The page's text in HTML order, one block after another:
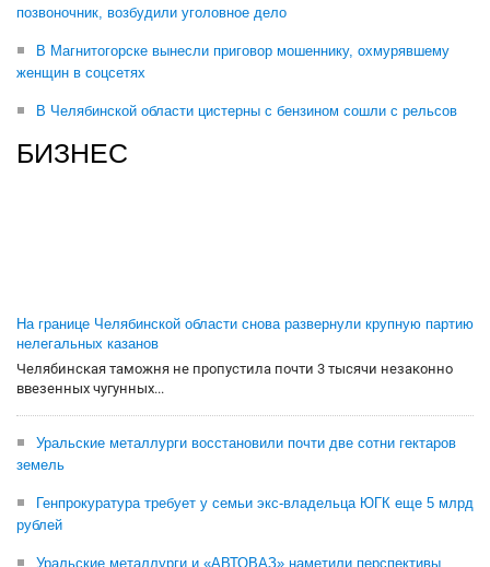
позвоночник, возбудили уголовное дело
В Магнитогорске вынесли приговор мошеннику, охмурявшему
женщин в соцсетях
В Челябинской области цистерны с бензином сошли с рельсов
БИЗНЕС
На границе Челябинской области снова развернули крупную партию
нелегальных казанов
Челябинская таможня не пропустила почти 3 тысячи незаконно
ввезенных чугунных...
Уральские металлурги восстановили почти две сотни гектаров
земель
Генпрокуратура требует у семьи экс-владельца ЮГК еще 5 млрд
рублей
Уральские металлурги и «АВТОВАЗ» наметили перспективы